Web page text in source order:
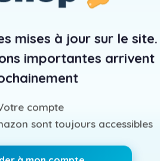
mises à jour sur le site.
importantes arrivent
compte
sont toujours accessibles